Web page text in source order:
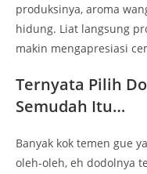
produksinya, aroma
hidung. Liat langsung
makin mengapresiasi
Ternyata Pilih
Semudah Itu…
Banyak kok temen gue
oleh-oleh, eh dodolnya